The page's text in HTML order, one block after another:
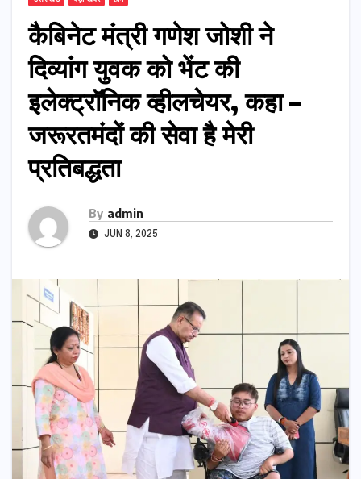
कैबिनेट मंत्री गणेश जोशी ने
दिव्यांग युवक को भेंट की
इलेक्ट्रॉनिक व्हीलचेयर, कहा –
जरूरतमंदों की सेवा है मेरी
प्रतिबद्धता
By admin
JUN 8, 2025